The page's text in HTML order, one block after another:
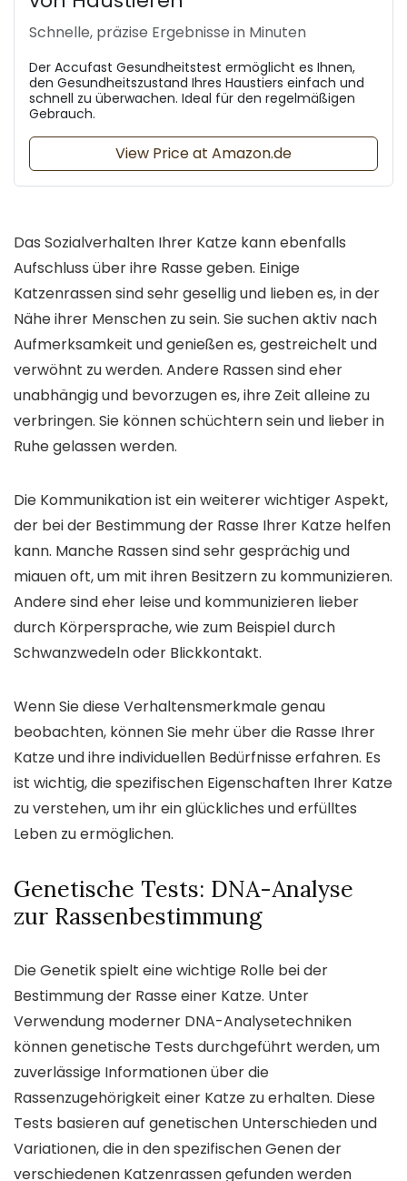
Schnelle, präzise Ergebnisse in Minuten
Der Accufast Gesundheitstest ermöglicht es Ihnen,
den Gesundheitszustand Ihres Haustiers einfach und
schnell zu überwachen. Ideal für den regelmäßigen
Gebrauch.
View Price at Amazon.de
Das Sozialverhalten Ihrer Katze kann ebenfalls
Aufschluss über ihre Rasse geben. Einige
Katzenrassen sind sehr gesellig und lieben es, in der
Nähe ihrer Menschen zu sein. Sie suchen aktiv nach
Aufmerksamkeit und genießen es, gestreichelt und
verwöhnt zu werden. Andere Rassen sind eher
unabhängig und bevorzugen es, ihre Zeit alleine zu
verbringen. Sie können schüchtern sein und lieber in
Ruhe gelassen werden.
Die Kommunikation ist ein weiterer wichtiger Aspekt,
der bei der Bestimmung der Rasse Ihrer Katze helfen
kann. Manche Rassen sind sehr gesprächig und
miauen oft, um mit ihren Besitzern zu kommunizieren.
Andere sind eher leise und kommunizieren lieber
durch Körpersprache, wie zum Beispiel durch
Schwanzwedeln oder Blickkontakt.
Wenn Sie diese Verhaltensmerkmale genau
beobachten, können Sie mehr über die Rasse Ihrer
Katze und ihre individuellen Bedürfnisse erfahren. Es
ist wichtig, die spezifischen Eigenschaften Ihrer Katze
zu verstehen, um ihr ein glückliches und erfülltes
Leben zu ermöglichen.
Genetische Tests: DNA-Analyse
zur Rassenbestimmung
Die Genetik spielt eine wichtige Rolle bei der
Bestimmung der Rasse einer Katze. Unter
Verwendung moderner DNA-Analysetechniken
können genetische Tests durchgeführt werden, um
zuverlässige Informationen über die
Rassenzugehörigkeit einer Katze zu erhalten. Diese
Tests basieren auf genetischen Unterschieden und
Variationen, die in den spezifischen Genen der
verschiedenen Katzenrassen gefunden werden